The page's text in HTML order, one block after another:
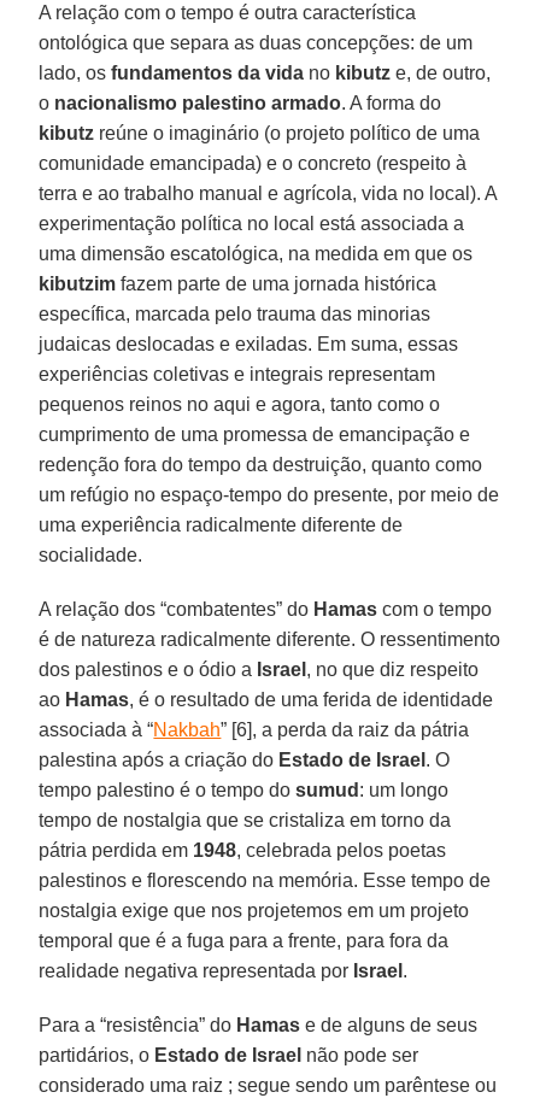
A relação com o tempo é outra característica
ontológica que separa as duas concepções: de um
lado, osfundamentos da vida no kibutz e, de outro,
o nacionalismo palestino armado. A forma do
kibutz reúne o imaginário (o projeto político de uma
comunidade emancipada) e o concreto (respeito à
terra e ao trabalho manual e agrícola, vida no local). A
experimentação política no local está associada a
uma dimensão escatológica, na medida em que os
kibutzim fazem parte de uma jornada histórica
específica, marcada pelo trauma das minorias
judaicas deslocadas e exiladas. Em suma, essas
experiências coletivas e integrais representam
pequenos reinos no aqui e agora, tanto como o
cumprimento de uma promessa de emancipação e
redenção fora do tempo da destruição, quanto como
um refúgio no espaço-tempo do presente, por meio de
uma experiência radicalmente diferente de
socialidade.
A relação dos “combatentes” do Hamas com o tempo
é de natureza radicalmente diferente. O ressentimento
dos palestinos e o ódio a Israel , no que diz respeito
ao Hamas, é o resultado de uma ferida de identidade
associada à “Nakbah” [6], a perda da raiz da pátria
palestina após a criação do Estado de Israel . O
tempo palestino é o tempo dosumud : um longo
tempo de nostalgia que se cristaliza em torno da
pátria perdida em 1948, celebrada pelos poetas
palestinos e florescendo na memória. Esse tempo de
nostalgia exige que nos projetemos em um projeto
temporal que é a fuga para a frente, para fora da
realidade negativa representada por Israel .
Para a “resistência” do Hamas e de alguns de seus
partidários, o Estado de Israel não pode ser
considerado uma raiz ; segue sendo um parêntese ou